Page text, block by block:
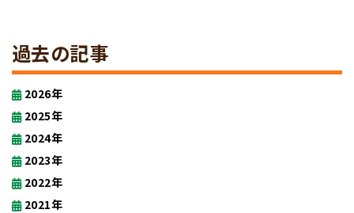
過去の記事
2026年
2025年
2024年
2023年
2022年
2021年